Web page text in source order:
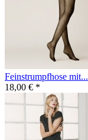
Feinstrumpfhose mit...
18,00 € *